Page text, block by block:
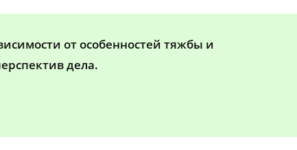
от особенностей тяжбы и
дела.